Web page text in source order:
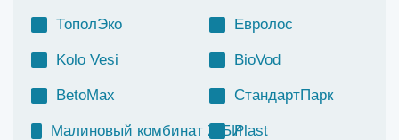
ТополЭко Евролос
Kolo Vesi BioVod
BetoMax СтандартПарк
Малиновый комбинат ЖБИPlast